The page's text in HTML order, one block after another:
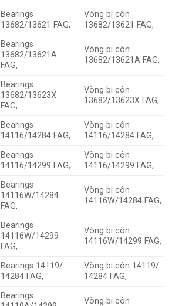
Bearings
13682/13621 FAG,
Vòng bi côn
13682/13621 FAG,
Bearings
13682/13621A
FAG,
Vòng bi côn
13682/13621A FAG,
Bearings
13682/13623X
FAG,
Vòng bi côn
13682/13623X FAG,
Bearings
14116/14284 FAG,
Vòng bi côn
14116/14284 FAG,
Bearings
14116/14299 FAG,
Vòng bi côn
14116/14299 FAG,
Bearings
14116W/14284
FAG,
Vòng bi côn
14116W/14284 FAG,
Bearings
14116W/14299
FAG,
Vòng bi côn
14116W/14299 FAG,
Bearings 14119/
14284 FAG,
Vòng bi côn 14119/
14284 FAG,
Bearings
Vòng bi côn